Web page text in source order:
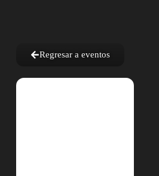
Regresar a eventos